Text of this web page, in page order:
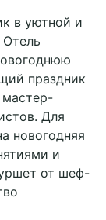
в уютной и
праздник
мастер-
Для
новогодняя
и
от шеф-